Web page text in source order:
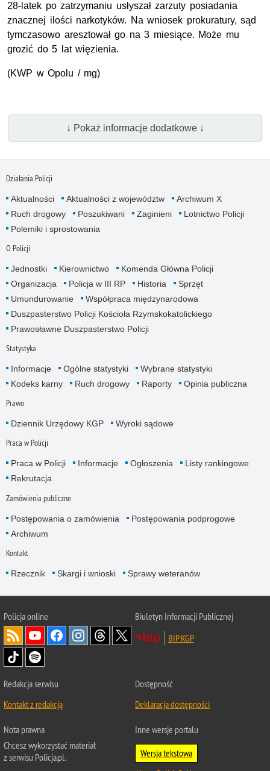
28-latek po zatrzymaniu usłyszał zarzuty posiadania
znacznej ilości narkotyków. Na wniosek prokuratury, sąd
tymczasowo aresztował go na 3 miesiące. Może mu
grozić do 5 lat więzienia.
(KWP w Opolu / mg)
↓ Pokaż informacje dodatkowe ↓
Działania Policji
Aktualności Aktualności z województw
Archiwum X
Ruch drogowy
Poszukiwani Zaginieni
Lotnictwo Policji
Polemiki i sprostowania
O Policji
Jednostki Kierownictwo
Komenda Główna Policji
Organizacja
Policja w III RP Historia
Sprzęt
Umundurowanie
Współpraca międzynarodowa
Duszpasterstwo Policji Kościoła Rzymskokatolickiego
Prawosławne Duszpasterstwo Policji
Statystyka
Informacje Ogólne statystyki
Wybrane statystyki
Kodeks karny
Ruch drogowy Raporty Opinia publiczna
Prawo
Dziennik Urzędowy KGP Wyroki sądowe
Praca w Policji
Praca w Policji Informacje Ogłoszenia
Listy rankingowe
Rekrutacja
Zamówienia publiczne
Postępowania o zamówienia
Postępowania podprogowe
Archiwum
Kontakt
Rzecznik Skargi i wnioski Sprawy weteranów
Policjaonline
Biuletyn Informacji Publicznej
BIP KGP
Redakcja serwisu
Kontakt z redakcją
Dostępność
Deklaracja dostępności
Nota prawna
Chcesz wykorzystać materiał
z serwisu Policja.pl.
Inne wersje portalu
Wersja tekstowa